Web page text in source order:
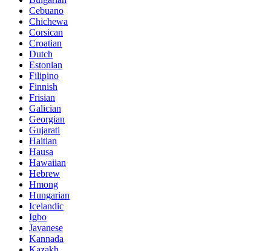
Cebuano
Chichewa
Corsican
Croatian
Dutch
Estonian
Filipino
Finnish
Frisian
Galician
Georgian
Gujarati
Haitian
Hausa
Hawaiian
Hebrew
Hmong
Hungarian
Icelandic
Igbo
Javanese
Kannada